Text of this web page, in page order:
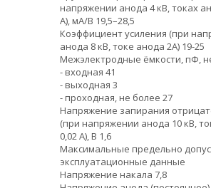
напряжении анода 4 кВ, токах
А), мА/В 19,5–28,5
Коэффициент усиления (при
анода 8 кВ, токе анода 2А) 19-25
Межэлектродные ёмкости, пФ,
- входная 41
- выходная 3
- проходная, не более 27
Напряжение запирания
(при напряжении анода 10 кВ,
0,02 А), В 1,6
Максимальные предельно
эксплуатационные данные
Напряжение накала 7,8